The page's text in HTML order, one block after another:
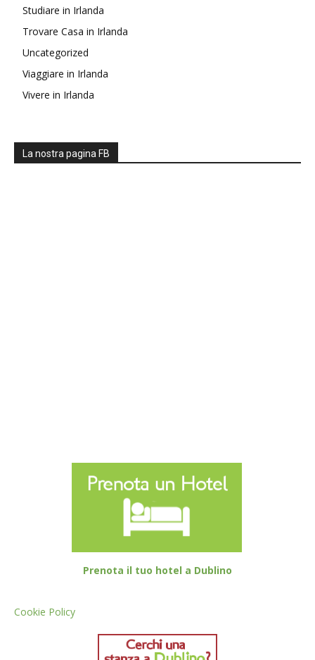
Studiare in Irlanda
Trovare Casa in Irlanda
Uncategorized
Viaggiare in Irlanda
Vivere in Irlanda
La nostra pagina FB
Prenota il tuo hotel a Dublino
Cookie Policy